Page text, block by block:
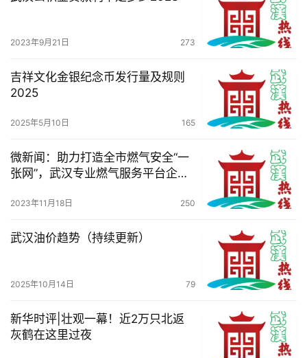
察
于
们
导
航
2023年9月21日 273
吉祥文化金银纪念币发行量及规则
2025
2025年5月10日 165
微新闻：助力打造全市燃气安全“一
张网”，武汉专业燃气服务平台企业
2023年11月18日 250
武汉油价趋势（持续更新）
2025年10月14日 79
新华时评|壮观一幕！近2万只北返
灰鹤在这里过夜